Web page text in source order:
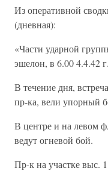
Из оперативной
(дневная):
«Части ударной
эшелон, в 6.00 4.4.42
В течение дня,
пр-ка, вели упорный
В центре и на левом
ведут огневой бой.
Пр-к на участке